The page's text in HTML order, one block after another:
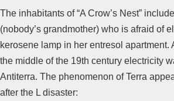
The inhabitants of “A Crow’s Nest”
(nobody’s grandmother) who is afraid of
kerosene lamp in her entresol apartment.
the middle of the 19th century electricity
Antiterra. The phenomenon of Terra
after the L disaster: